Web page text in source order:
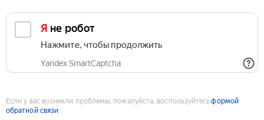
Я не робот
Нажмите, чтобы продолжить
Yandex SmartCaptcha
Если у вас возникли проблемы, пожалуйста, воспользуйтесьформой
обратной связи